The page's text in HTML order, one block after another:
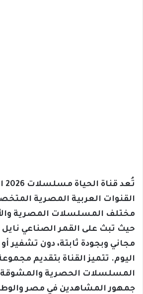
القنوات العربية المصرية
مختلف المسلسلات المصرية
حيث تبث على القمر الصناعي
مجاني وبجودة ثابتة، دون تشفير
اليوم. تتميز القناة بتقديم
المسلسلات الحصرية والمشوقة
جمهور المشاهدين في مصر